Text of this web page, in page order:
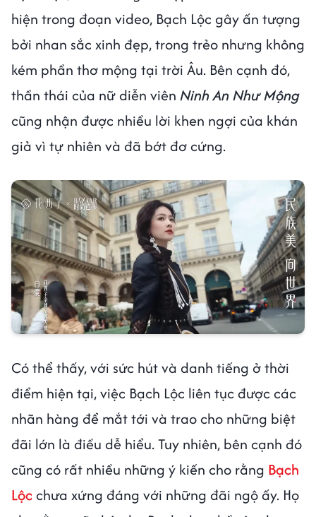
hiện trong đoạn video, Bạch Lộc gây ấn tượng
bởi nhan sắc xinh đẹp, trong trẻo nhưng không
kém phần thơ mộng tại trời Âu. Bên cạnh đó,
thần thái của nữ diễn viên Ninh An Như Mộng
cũng nhận được nhiều lời khen ngợi của khán
giả vì tự nhiên và đã bớt đơ cứng.
Có thể thấy, với sức hút và danh tiếng ở thời
điểm hiện tại, việc Bạch Lộc liên tục được các
nhãn hàng để mắt tới và trao cho những biệt
đãi lớn là điều dễ hiểu. Tuy nhiên, bên cạnh đó
cũng có rất nhiều những ý kiến cho rằng Bạch
Lộcchưa xứng đáng với những đãi ngộ ấy. Họ